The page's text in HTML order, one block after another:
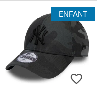
ENFANT